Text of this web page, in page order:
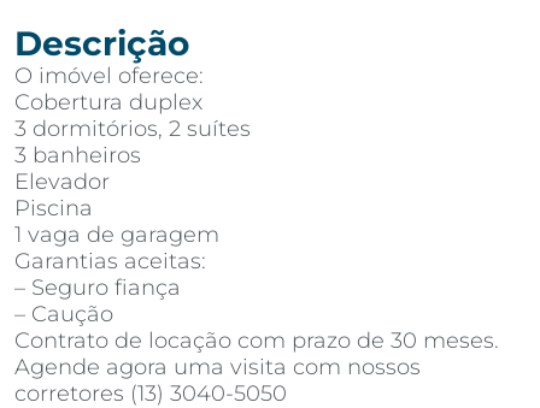
Descrição
O imóvel oferece:
Cobertura duplex
3 dormitórios, 2 suítes
3 banheiros
Elevador
Piscina
1 vaga de garagem
Garantias aceitas:
– Seguro fiança
– Caução
Contrato de locação com prazo de 30 meses.
Agende agora uma visita com nossos
corretores (13) 3040-5050